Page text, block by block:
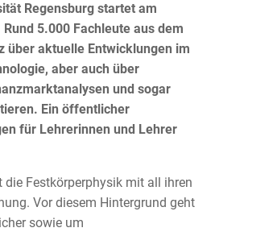
Regensburg startet am
5.000 Fachleute aus dem
über aktuelle Entwicklungen im
aber auch über
und sogar
Ein öffentlicher
für Lehrerinnen und Lehrer
Festkörperphysik mit all ihren
Vor diesem Hintergrund geht
sowie um